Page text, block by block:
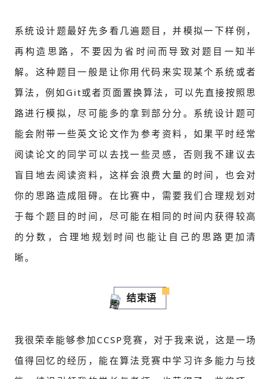
系统设计题最好先多看几遍题目，并模拟一下样例，
再构造思路，不要因为省时间而导致对题目一知半
解。这种题目一般是让你用代码来实现某个系统或者
算法，例如Git或者页面置换算法，可以先直接按照思
路进行模拟，尽可能多的拿到部分分。系统设计题可
能会附带一些英文论文作为参考资料，如果平时经常
阅读论文的同学可以去找一些灵感，否则我不建议去
盲目地去阅读资料，这样会浪费大量的时间，也会对
你的思路造成阻碍。在比赛中，需要我们合理规划对
于每个题目的时间，尽可能在相同的时间内获得较高
的分数，合理地规划时间也能让自己的思路更加清
晰。
结束语
我很荣幸能够参加CCSP竞赛，对于我来说，这是一场
值得回忆的经历，能在算法竞赛中学习许多能力与技